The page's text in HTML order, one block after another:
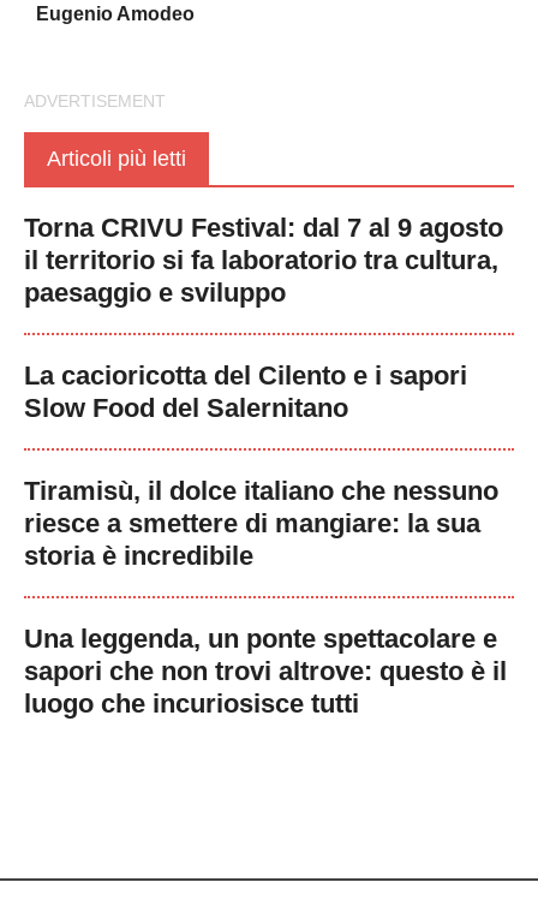
Eugenio Amodeo
Articoli più letti
Torna CRIVU Festival: dal 7 al 9 agosto
il territorio si fa laboratorio tra cultura,
paesaggio e sviluppo
La cacioricotta del Cilento e i sapori
Slow Food del Salernitano
Tiramisù, il dolce italiano che nessuno
riesce a smettere di mangiare: la sua
storia è incredibile
Una leggenda, un ponte spettacolare e
sapori che non trovi altrove: questo è il
luogo che incuriosisce tutti